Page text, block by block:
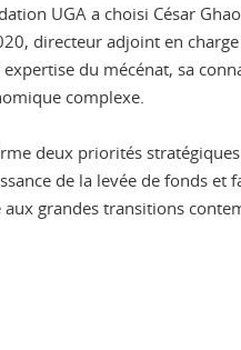
UGA a choisi César
directeur adjoint en
du mécénat, sa
complexe.
deux priorités
de la levée de fonds
grandes transitions